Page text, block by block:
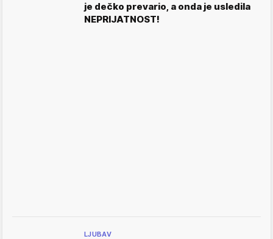
je dečko prevario, a onda je usledila
NEPRIJATNOST!
LJUBAV